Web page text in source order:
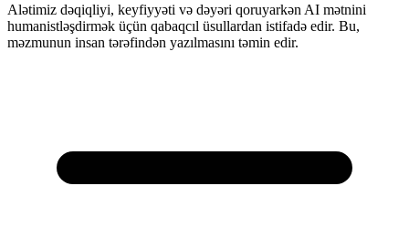
Alətimiz dəqiqliyi, keyfiyyəti və dəyəri qoruyarkən AI mətnini
humanistləşdirmək üçün qabaqcıl üsullardan istifadə edir. Bu,
məzmunun insan tərəfindən yazılmasını təmin edir.